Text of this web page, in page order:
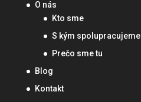
O nás
Kto sme
S kým spolupracujeme
Prečo sme tu
Blog
Kontakt